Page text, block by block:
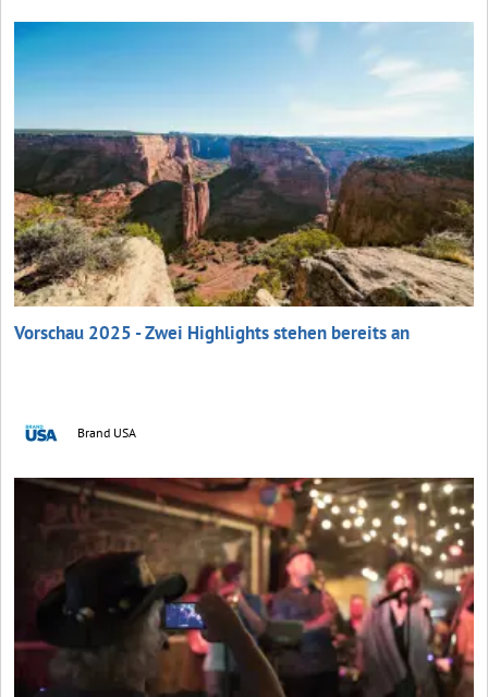
Vorschau 2025 - Zwei Highlights stehen bereits an
Brand USA